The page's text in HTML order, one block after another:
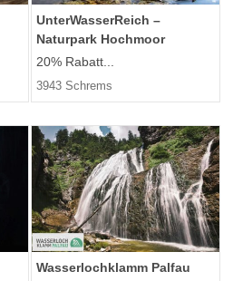
UnterWasserReich –
Naturpark Hochmoor
20% Rabatt...
3943 Schrems
Wasserlochklamm Palfau